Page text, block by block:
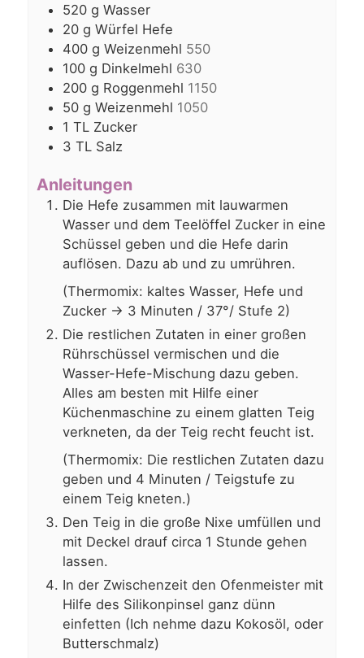
520 g Wasser
20 g Würfel Hefe
400 g Weizenmehl 550
100 g Dinkelmehl 630
200 g Roggenmehl 1150
50 g Weizenmehl 1050
1 TL Zucker
3 TL Salz
Anleitungen
Die Hefe zusammen mit lauwarmen
Wasser und dem Teelöffel Zucker in eine
Schüssel geben und die Hefe darin
auflösen. Dazu ab und zu umrühren.
(Thermomix: kaltes Wasser, Hefe und
Zucker -> 3 Minuten / 37°/ Stufe 2)
Die restlichen Zutaten in einer großen
Rührschüssel vermischen und die
Wasser-Hefe-Mischung dazu geben.
Alles am besten mit Hilfe einer
Küchenmaschine zu einem glatten Teig
verkneten, da der Teig recht feucht ist.
(Thermomix: Die restlichen Zutaten dazu
geben und 4 Minuten / Teigstufe zu
einem Teig kneten.)
Den Teig in die große Nixe umfüllen und
mit Deckel drauf circa 1 Stunde gehen
lassen.
In der Zwischenzeit den Ofenmeister mit
Hilfe des Silikonpinsel ganz dünn
einfetten (Ich nehme dazu Kokosöl, oder
Butterschmalz)